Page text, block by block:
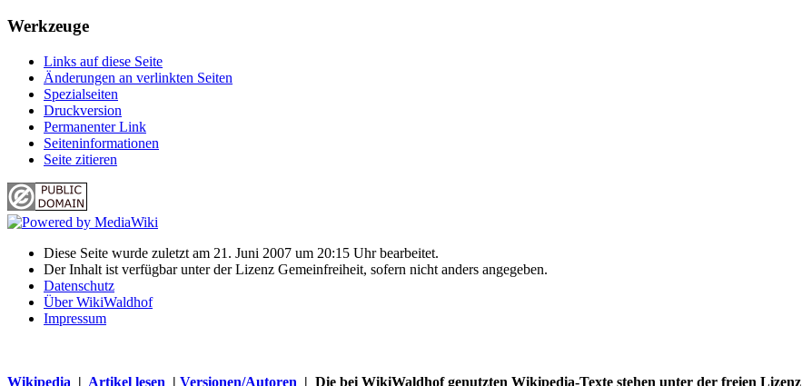
Werkzeuge
Links auf diese Seite
Änderungen an verlinkten Seiten
Spezialseiten
Druckversion
Permanenter Link
Seiten­informationen
Seite zitieren
Diese Seite wurde zuletzt am 21. Juni 2007 um 20:15 Uhr bearbeitet.
Der Inhalt ist verfügbar unter der Lizenz Gemeinfreiheit, sofern nicht anders angegeben.
Datenschutz
Über WikiWaldhof
Impressum
Wikipedia | Artikel lesen | Versionen/Autoren | Die bei WikiWaldhof genutzten Wikipedia-Texte stehen unter der freien Lizenz